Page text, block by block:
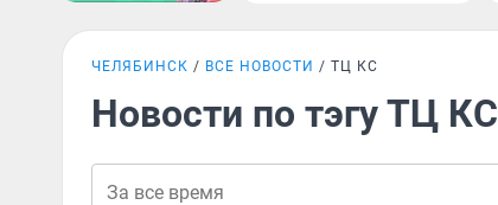
ЧЕЛЯБИНСК ВСЕ НОВОСТИ ТЦ КС
Новости по тэгу ТЦ КС